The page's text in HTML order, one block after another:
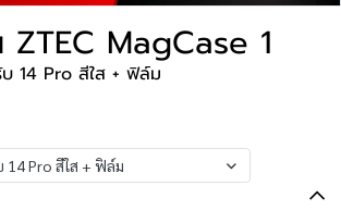
ZTEC MagCase 1
14 Pro สีใส + ฟิล์ม
14 Pro สีใส + ฟิล์ม